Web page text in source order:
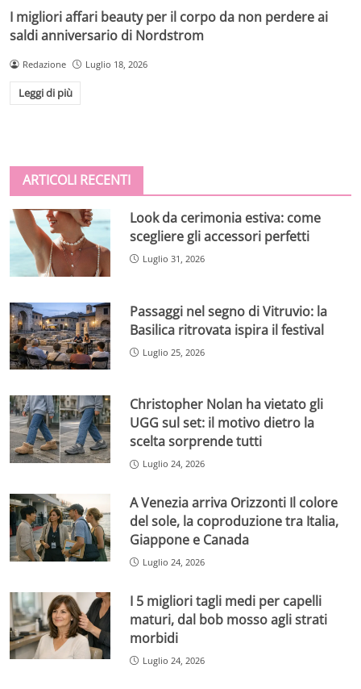
I migliori affari beauty per il corpo da non perdere ai
saldi anniversario di Nordstrom
Redazione Luglio 18, 2026
Leggi di più
ARTICOLI RECENTI
Look da cerimonia estiva: come
scegliere gli accessori perfetti
Luglio 31, 2026
Passaggi nel segno di Vitruvio: la
Basilica ritrovata ispira il festival
Luglio 25, 2026
Christopher Nolan ha vietato gli
UGG sul set: il motivo dietro la
scelta sorprende tutti
Luglio 24, 2026
A Venezia arriva Orizzonti Il colore
del sole, la coproduzione tra Italia,
Giappone e Canada
Luglio 24, 2026
I 5 migliori tagli medi per capelli
maturi, dal bob mosso agli strati
morbidi
Luglio 24, 2026